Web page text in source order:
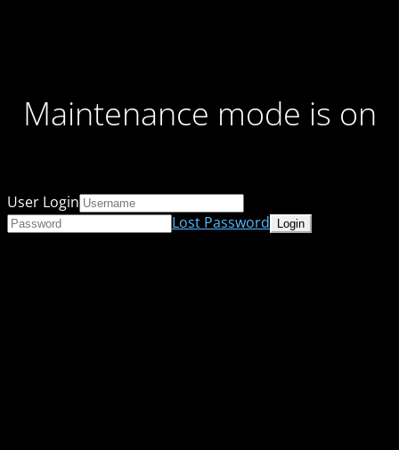
Maintenance mode is on
User Login
Lost Password